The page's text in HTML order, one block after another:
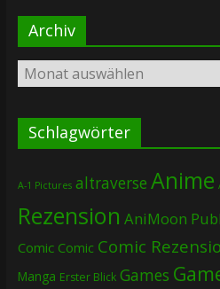
Archiv
Archiv
Schlagwörter
A-1 Pictures altraverse Anime
Rezension AniMoon
Comic Comic Comic
Manga Erster Blick Games